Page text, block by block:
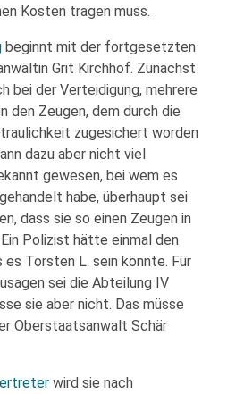
Kosten tragen muss.
beginnt mit der fortgesetzten
Grit Kirchhof. Zunächst
bei der Verteidigung, mehrere
den Zeugen, dem durch die
zugesichert worden
dazu aber nicht viel
gewesen, bei wem es
habe, überhaupt sei
dass sie so einen Zeugen in
Polizist hätte einmal den
Torsten L. sein könnte. Für
sei die Abteilung IV
sie aber nicht. Das müsse
Oberstaatsanwalt Schär
wird sie nach